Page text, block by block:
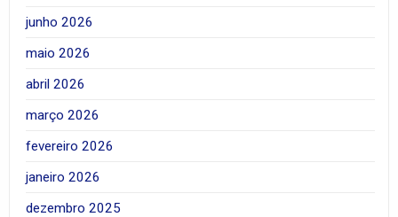
junho 2026
maio 2026
abril 2026
março 2026
fevereiro 2026
janeiro 2026
dezembro 2025